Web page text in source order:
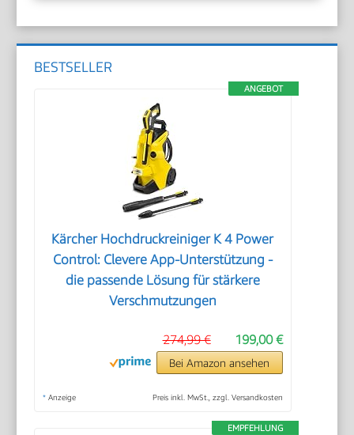
BESTSELLER
ANGEBOT
Kärcher Hochdruckreiniger K 4 Power
Control: Clevere App-Unterstützung -
die passende Lösung für stärkere
Verschmutzungen
199,00 €
274,99 €
Bei Amazon ansehen
* Anzeige Preis inkl. MwSt., zzgl. Versandkosten
EMPFEHLUNG